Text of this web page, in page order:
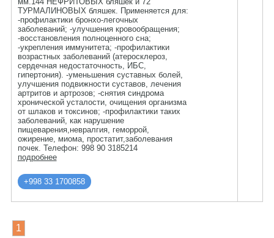
ТУРМАЛИНОВЫХ бляшек. Применяется для:
-профилактики бронхо-легочных
заболеваний; -улучшения кровообращения;
-восстановления полноценного сна;
-укрепления иммунитета; -профилактики
возрастных заболеваний (атеросклероз,
сердечная недостаточность, ИБС,
гипертония). -уменьшения суставных болей,
улучшения подвижности суставов, лечения
артритов и артрозов; -снятия синдрома
хронической усталости, очищения организма
от шлаков и токсинов; -профилактики таких
заболеваний, как нарушение
пищеварения,невралгия, геморрой,
ожирение, миома, простатит,заболевания
почек. Телефон: 998 90 3185214
подробнее
+998 33 1700858
1